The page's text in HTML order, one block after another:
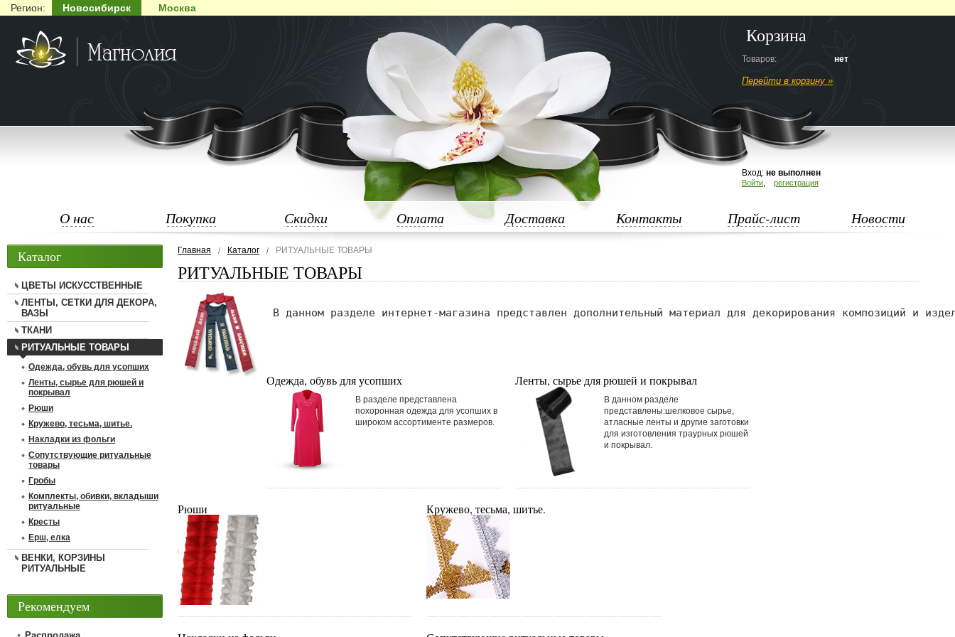
Регион: Новосибирск Москва
Корзина
Товаров: нет
Перейти в корзину »
Вход: не выполнен
Войти, регистрация
О нас Покупка Скидки Оплата Доставка Контакты Прайс-лист Новости
Главная Каталог РИТУАЛЬНЫЕ ТОВАРЫ
РИТУАЛЬНЫЕ ТОВАРЫ
Одежда, обувь для усопших
В разделе представлена
похоронная одежда для усопших в
широком ассортименте размеров.
Ленты, сырье для рюшей и покрывал
В данном разделе
представлены:шелковое сырье,
атласные ленты и другие заготовки
для изготовления траурных рюшей
и покрывал.
Рюши Кружево, тесьма, шитье.
Каталог
ЦВЕТЫ ИСКУССТВЕННЫЕ
ЛЕНТЫ, СЕТКИ ДЛЯ ДЕКОРА,
ВАЗЫ
ТКАНИ
РИТУАЛЬНЫЕ ТОВАРЫ
Одежда, обувь для усопших
Ленты, сырье для рюшей и
покрывал
Рюши
Кружево, тесьма, шитье.
Накладки из фольги
Сопутствующие ритуальные
товары
Гробы
Комплекты, обивки, вкладыши
ритуальные
Кресты
Ерш, елка
ВЕНКИ, КОРЗИНЫ
РИТУАЛЬНЫЕ
Рекомендуем